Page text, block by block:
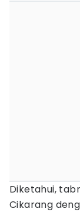
Diketahui,
Cikarang